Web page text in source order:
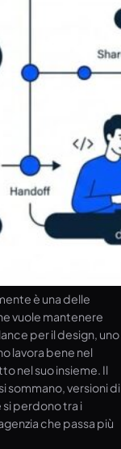
è una delle
vuole mantenere
per il design, uno
lavora bene nel
nel suo insieme. Il
sommano, versioni di
perdono tra i
che passa più